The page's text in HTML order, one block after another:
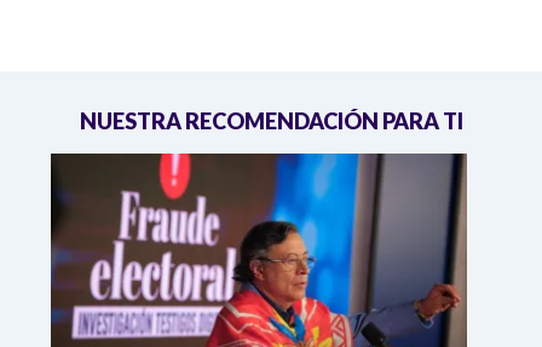
NUESTRA RECOMENDACIÓN PARA TI